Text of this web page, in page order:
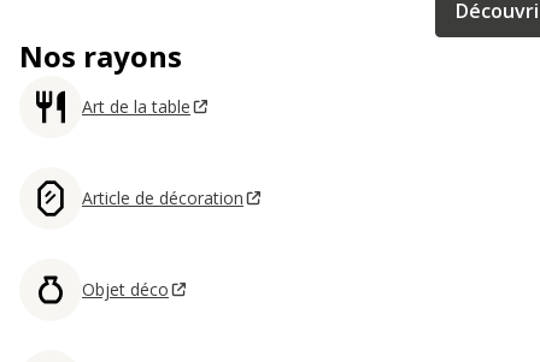
Nos rayons
Art de la table
Article de décoration
Objet déco